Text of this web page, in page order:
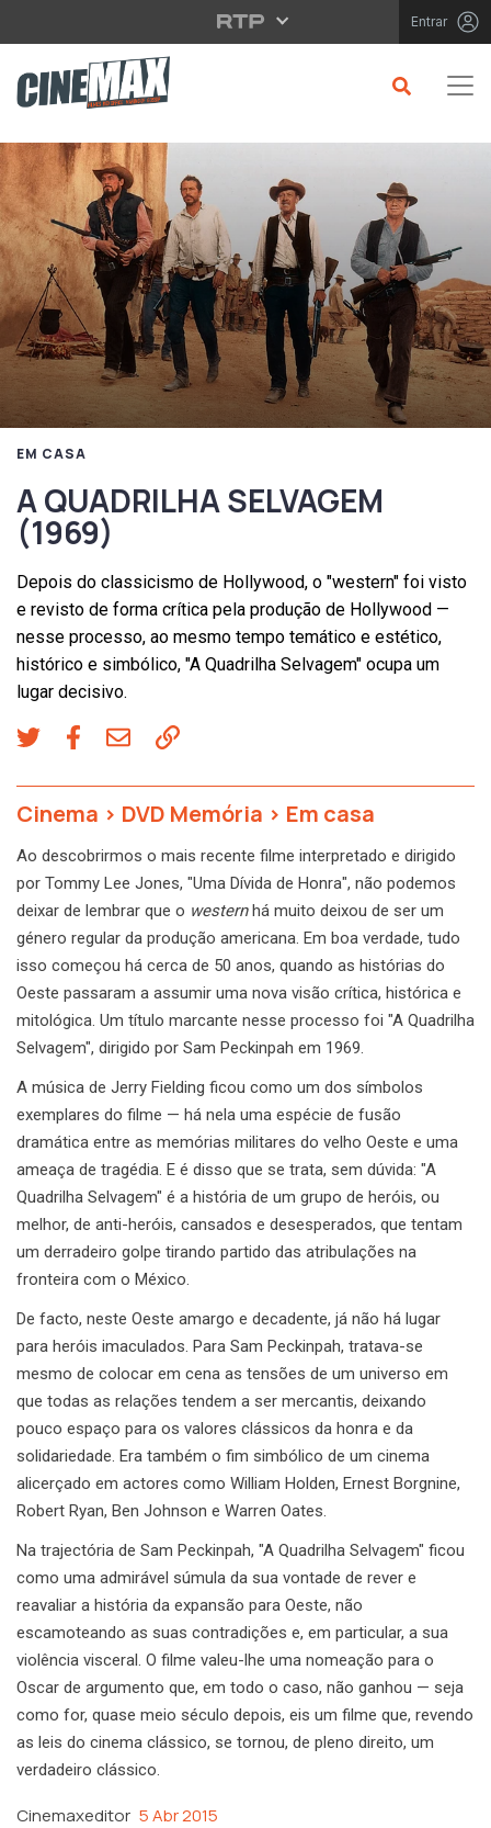
Saltar para o conteúdo principal Entrar
EM CASA
A QUADRILHA SELVAGEM
(1969)
Depois do classicismo de Hollywood, o "western" foi visto
e revisto de forma crítica pela produção de Hollywood —
nesse processo, ao mesmo tempo temático e estético,
histórico e simbólico, "A Quadrilha Selvagem" ocupa um
lugar decisivo.
Cinema > DVD Memória > Em casa
Ao descobrirmos o mais recente filme interpretado e dirigido
por Tommy Lee Jones, "Uma Dívida de Honra", não podemos
deixar de lembrar que o westernhá muito deixou de ser um
género regular da produção americana. Em boa verdade, tudo
isso começou há cerca de 50 anos, quando as histórias do
Oeste passaram a assumir uma nova visão crítica, histórica e
mitológica. Um título marcante nesse processo foi "A Quadrilha
Selvagem", dirigido por Sam Peckinpah em 1969.
A música de Jerry Fielding ficou como um dos símbolos
exemplares do filme — há nela uma espécie de fusão
dramática entre as memórias militares do velho Oeste e uma
ameaça de tragédia. E é disso que se trata, sem dúvida: "A
Quadrilha Selvagem" é a história de um grupo de heróis, ou
melhor, de anti-heróis, cansados e desesperados, que tentam
um derradeiro golpe tirando partido das atribulações na
fronteira com o México.
De facto, neste Oeste amargo e decadente, já não há lugar
para heróis imaculados. Para Sam Peckinpah, tratava-se
mesmo de colocar em cena as tensões de um universo em
que todas as relações tendem a ser mercantis, deixando
pouco espaço para os valores clássicos da honra e da
solidariedade. Era também o fim simbólico de um cinema
alicerçado em actores como William Holden, Ernest Borgnine,
Robert Ryan, Ben Johnson e Warren Oates.
Na trajectória de Sam Peckinpah, "A Quadrilha Selvagem" ficou
como uma admirável súmula da sua vontade de rever e
reavaliar a história da expansão para Oeste, não
escamoteando as suas contradições e, em particular, a sua
violência visceral. O filme valeu-lhe uma nomeação para o
Oscar de argumento que, em todo o caso, não ganhou — seja
como for, quase meio século depois, eis um filme que, revendo
as leis do cinema clássico, se tornou, de pleno direito, um
verdadeiro clássico.
Cinemaxeditor 5 Abr 2015